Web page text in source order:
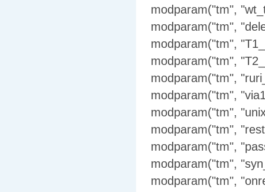
modparam("tm",
modparam("tm",
modparam("tm",
modparam("tm",
modparam("tm",
modparam("tm",
modparam("tm",
modparam("tm",
modparam("tm",
modparam("tm",
modparam("tm",